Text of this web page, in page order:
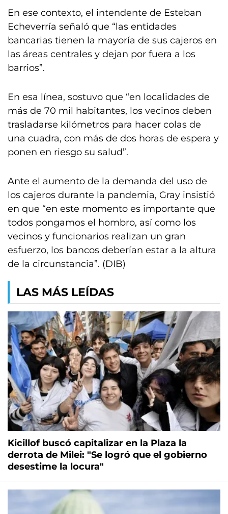
En ese contexto, el intendente de Esteban
Echeverría señaló que “las entidades
bancarias tienen la mayoría de sus cajeros en
las áreas centrales y dejan por fuera a los
barrios”.
En esa línea, sostuvo que “en localidades de
más de 70 mil habitantes, los vecinos deben
trasladarse kilómetros para hacer colas de
una cuadra, con más de dos horas de espera y
ponen en riesgo su salud”.
Ante el aumento de la demanda del uso de
los cajeros durante la pandemia, Gray insistió
en que “en este momento es importante que
todos pongamos el hombro, así como los
vecinos y funcionarios realizan un gran
esfuerzo, los bancos deberían estar a la altura
de la circunstancia”. (DIB)
LAS MÁS LEÍDAS
Kicillof buscó capitalizar en la Plaza la
derrota de Milei: "Se logró que el gobierno
desestime la locura"